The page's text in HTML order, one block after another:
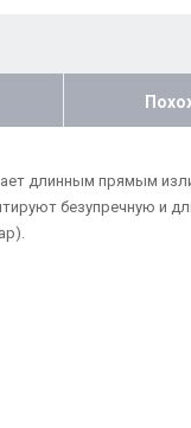
длинным прямым
безупречную и